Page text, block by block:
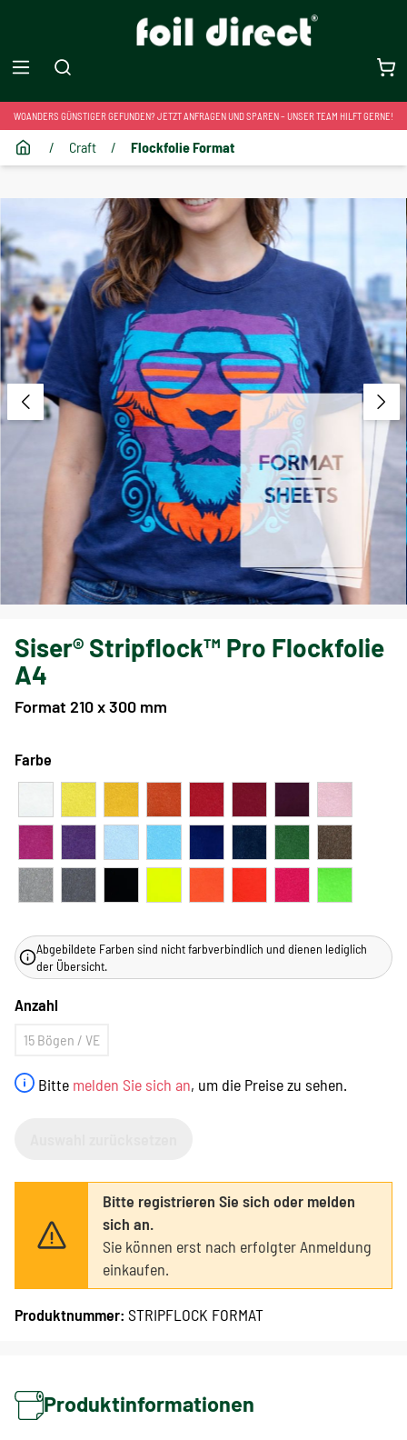
WOANDERS GÜNSTIGER GEFUNDEN? JETZT ANFRAGEN UND SPAREN – UNSER TEAM HILFT GERNE!
/ Craft / Flockfolie Format
Siser® Stripflock™ Pro Flockfolie
A4
Format 210 x 300 mm
Bitte melden Sie sich an, um die Preise zu sehen.
Farbe
Abgebildete Farben sind nicht farbverbindlich und dienen lediglich
der Übersicht.
Anzahl
15 Bögen / VE
Bitte registrieren Sie sich oder melden
sich an.
Sie können erst nach erfolgter Anmeldung
einkaufen.
Produktnummer: STRIPFLOCK FORMAT
Produktinformationen